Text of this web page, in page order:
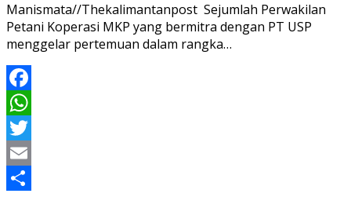
Manismata//Thekalimantanpost Sejumlah Perwakilan
Petani Koperasi MKP yang bermitra dengan PT USP
menggelar pertemuan dalam rangka…
Facebook
WhatsApp
Twitter
Email